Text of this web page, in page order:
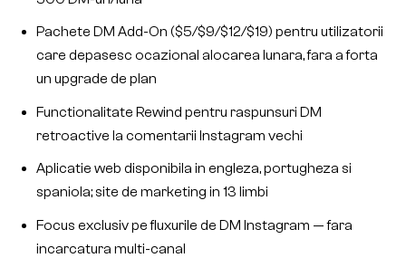
Pachete DM Add-On ($5/$9/$12/$19) pentru utilizatorii
care depasesc ocazional alocarea lunara, fara a forta
un upgrade de plan
Functionalitate Rewind pentru raspunsuri DM
retroactive la comentarii Instagram vechi
Aplicatie web disponibila in engleza, portugheza si
spaniola; site de marketing in 13 limbi
Focus exclusiv pe fluxurile de DM Instagram — fara
incarcatura multi-canal